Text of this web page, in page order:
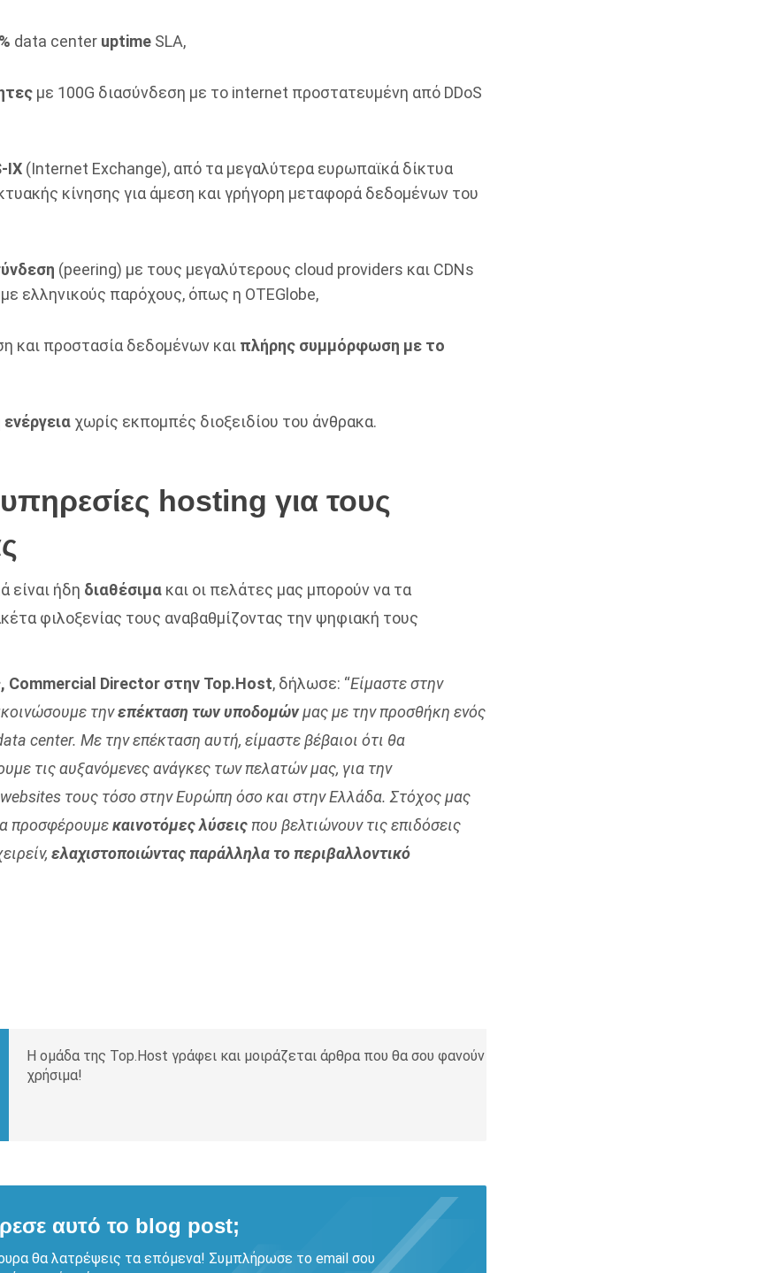
data center uptime SLA,
με 100G διασύνδεση με το internet προστατευμένη από DDoS
IX (Ιnternet Exchange), από τα μεγαλύτερα ευρωπαϊκά δίκτυα
κίνησης για άμεση και γρήγορη μεταφορά δεδομένων του
(peering) με τους μεγαλύτερους cloud providers και CDNs
ελληνικούς παρόχους, όπως η OTEGlobe,
και προστασία δεδομένων και πλήρης συμμόρφωση με το
χωρίς εκπομπές διοξειδίου του άνθρακα.
hosting για τους
είναι ήδη διαθέσιμα και οι πελάτες μας μπορούν να τα
φιλοξενίας τους αναβαθμίζοντας την ψηφιακή τους
Commercial Director στην Top.Host, δήλωσε: “Είμαστε στην
τηνεπέκταση των υποδομώνμας με την προσθήκη ενός
center. Με την επέκταση αυτή, είμαστε βέβαιοι ότι θα
τις αυξανόμενες ανάγκες των πελατών μας, για την
τους τόσο στην Ευρώπη όσο και στην Ελλάδα. Στόχος μας
προσφέρουμεκαινοτόμες λύσεις που βελτιώνουν τις επιδόσεις
ελαχιστοποιώντας παράλληλα το περιβαλλοντικό
Η ομάδα της Top.Host γράφει και μοιράζεται άρθρα που θα σου φανούν
χρήσιμα!
αυτό το blog post;
θα λατρέψεις τα επόμενα! Συμπλήρωσε το email σου